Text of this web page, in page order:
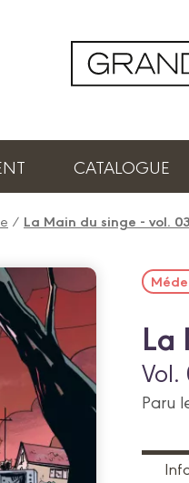
CATALOGUE
/ La Main du singe - vol.
La
Paru